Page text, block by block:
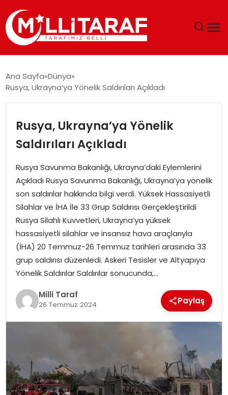
ÖZEL SAYFALAR
TEKNOLOJI
EKONOMI
SPOR
SIYASET
MAGAZIN
Ana Sayfa Dünya
Rusya, Ukrayna’ya Yönelik Saldırıları Açıkladı
Rusya, Ukrayna’ya Yönelik
Saldırıları Açıkladı
Rusya Savunma Bakanlığı, Ukrayna’daki Eylemlerini
Açıkladı Rusya Savunma Bakanlığı, Ukrayna’ya yönelik
son saldırılar hakkında bilgi verdi. Yüksek Hassasiyetli
Silahlar ve İHA İle 33 Grup Saldırısı Gerçekleştirildi
Rusya Silahlı Kuvvetleri, Ukrayna’ya yüksek
hassasiyetli silahlar ve insansız hava araçlarıyla
(İHA) 20 Temmuz-26 Temmuz tarihleri arasında 33
grup saldırısı düzenledi. Askeri Tesisler ve Altyapıya
Yönelik Saldırılar Saldırılar sonucunda,…
Milli Taraf
26 Temmuz 2024 Paylaş